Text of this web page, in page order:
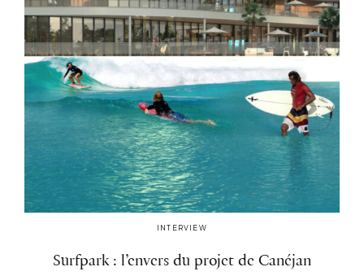
INTERVIEW
Surfpark : l’envers du projet de Canéjan